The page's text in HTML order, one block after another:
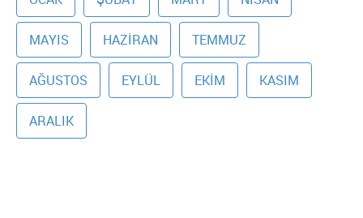
MAYIS HAZIRAN TEMMUZ
AĞUSTOS EYLÜL EKIM KASIM
ARALIK